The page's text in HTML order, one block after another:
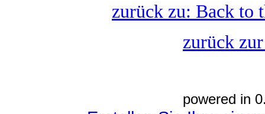
zurück zu: Back to
zurück
powered in